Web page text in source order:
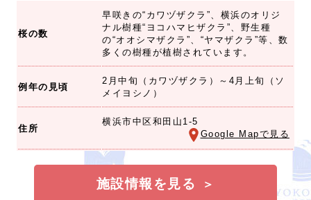
桜の数
早咲きの“カワヅザクラ”、横浜のオリジ
ナル樹種“ヨコハマヒザクラ”、野生種
の“オオシマザクラ”、“ヤマザクラ”等、数
多くの樹種が植樹されています。
例年の見頃
2月中旬（カワヅザクラ）～4月上旬（ソ
メイヨシノ）
住所
横浜市中区和田山1-5
Google Mapで見る
施設情報を見る